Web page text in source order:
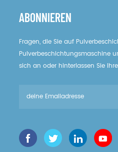
ABONNIEREN
Fragen, die Sie auf
Pulverbeschichtungsmaschine
sich an oder hinterlassen Sie